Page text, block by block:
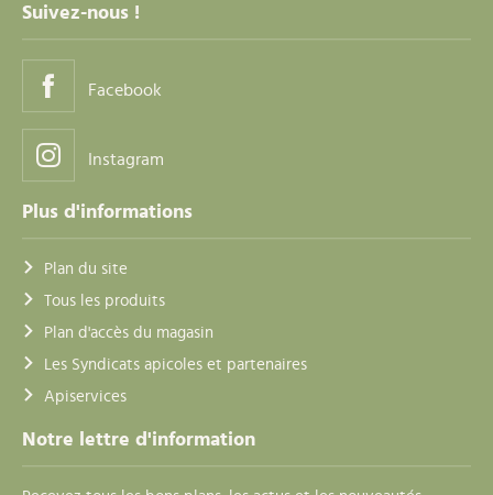
Suivez-nous !
Facebook
Instagram
Plus d'informations
Plan du site
Tous les produits
Plan d'accès du magasin
Les Syndicats apicoles et partenaires
Apiservices
Notre lettre d'information